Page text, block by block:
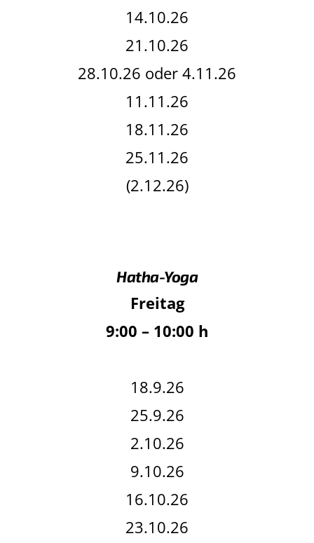
14.10.26
21.10.26
28.10.26 oder 4.11.26
11.11.26
18.11.26
25.11.26
(2.12.26)
Hatha-Yoga
Freitag
9:00 – 10:00 h
18.9.26
25.9.26
2.10.26
9.10.26
16.10.26
23.10.26